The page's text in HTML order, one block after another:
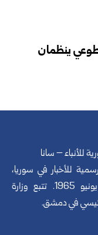
ينظمان
للأنباء – سانا
للأخبار في سوريا،
تأسست في 24 يونيو 1965. تتبع وزارة
في دمشق.